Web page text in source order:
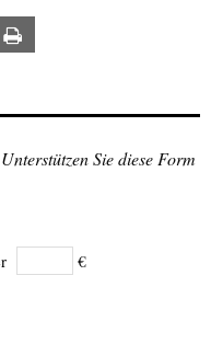
Sie diese Form
€